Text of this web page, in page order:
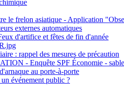
le frelon asiatique - Application
externes automatiques
d'artifice et fêtes de fin d'année
: rappel des mesures de précaution
- Enquête SPF Économie -
au porte-à-porte
événement public ?